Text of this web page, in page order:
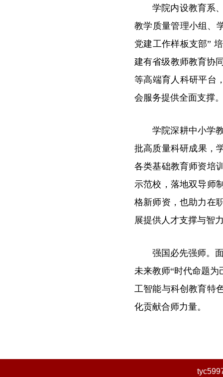
学院内设教育系
教学质量管理小组、
党建工作样板支部”
建有省级教师教育协
等高端育人科研平台
会服务提供全面支撑
学院深耕中小学
批高质量科研成果，
各类基础教育师资培
示范校，落地双导师
格新师资，也助力在
展提供人才支撑与智
强国必先强师。
未来教师“时代命题
工智能与科创教育特
化贡献合师力量。